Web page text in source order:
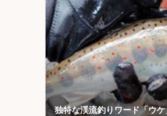
独特な渓流釣りワード「ウ